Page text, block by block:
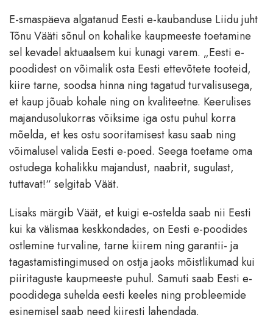
E-smaspäeva algatanud Eesti e-kaubanduse Liidu juht
Tõnu Vääti sõnul on kohalike kaupmeeste toetamine
sel kevadel aktuaalsem kui kunagi varem. „Eesti e-
poodidest on võimalik osta Eesti ettevõtete tooteid,
kiire tarne, soodsa hinna ning tagatud turvalisusega,
et kaup jõuab kohale ning on kvaliteetne. Keerulises
majandusolukorras võiksime iga ostu puhul korra
mõelda, et kes ostu sooritamisest kasu saab ning
võimalusel valida Eesti e-poed. Seega toetame oma
ostudega kohalikku majandust, naabrit, sugulast,
tuttavat!“ selgitab Väät.
Lisaks märgib Väät, et kuigi e-ostelda saab nii Eesti
kui ka välismaa keskkondades, on Eesti e-poodides
ostlemine turvaline, tarne kiirem ning garantii- ja
tagastamistingimused on ostja jaoks mõistlikumad kui
piiritaguste kaupmeeste puhul. Samuti saab Eesti e-
poodidega suhelda eesti keeles ning probleemide
esinemisel saab need kiiresti lahendada.